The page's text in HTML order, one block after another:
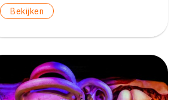
Bekijken